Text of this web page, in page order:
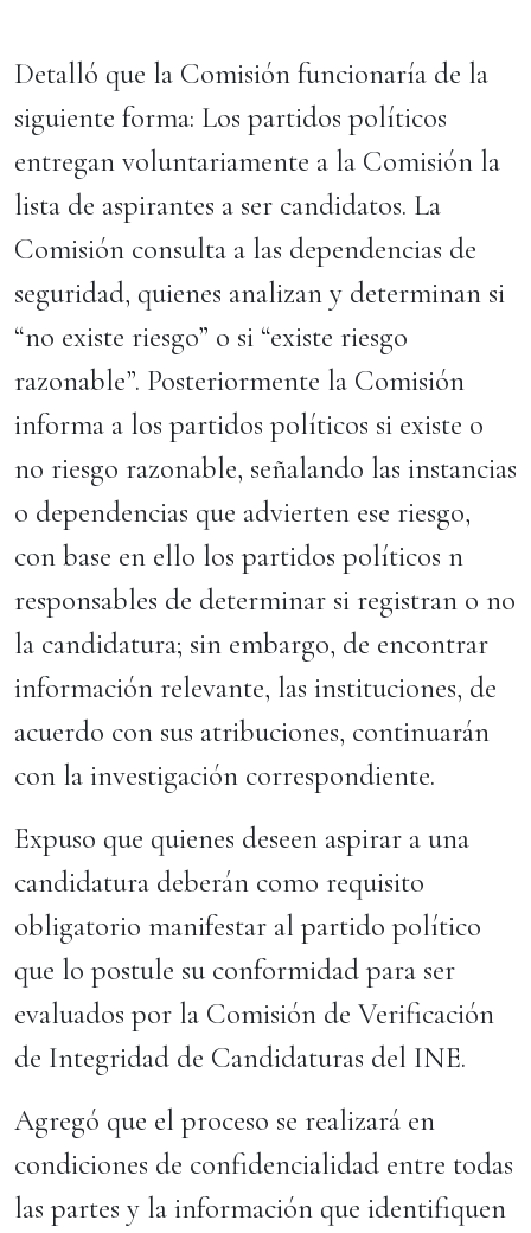
Detalló que la Comisión funcionaría de la
siguiente forma: Los partidos políticos
entregan voluntariamente a la Comisión la
lista de aspirantes a ser candidatos. La
Comisión consulta a las dependencias de
seguridad, quienes analizan y determinan si
“no existe riesgo” o si “existe riesgo
razonable”. Posteriormente la Comisión
informa a los partidos políticos si existe o
no riesgo razonable, señalando las instancias
o dependencias que advierten ese riesgo​,
con base en ello los partidos políticos n
responsables de determinar si registran o no
la candidatura; sin embargo, de encontrar
información relevante, las instituciones, de
acuerdo con sus atribuciones, continuarán
con la investigación correspondiente.​
Expuso que quienes deseen aspirar a una
candidatura deberán como requisito
obligatorio manifestar al partido político
que lo postule su conformidad para ser
evaluados por la Comisión de Verificación
de Integridad de Candidaturas del INE.
Agregó que el proceso se realizará en
condiciones de confidencialidad entre todas
las partes y la información que identifiquen